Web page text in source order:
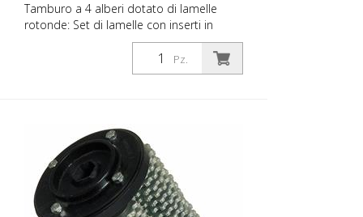
Tamburo a 4 alberi dotato di lamelle
rotonde: Set di lamelle con inserti in
metallo duro, per irruvidire e scanalare il
calcestruzzo e l'asfalto, per rimuovere
vecchi rivestimenti e per demarcare strati
Pz.